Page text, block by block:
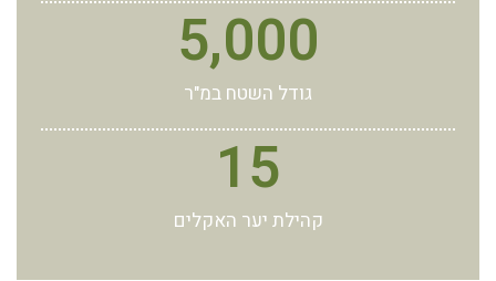
5,000
גודל השטח במ"ר
15
קהילת יער האקלים